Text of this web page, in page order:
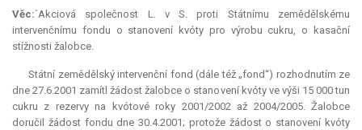
Věc:`Akciová společnost L. v S. proti Státnímu zemědělskému
intervenčnímu fondu o stanovení kvóty pro výrobu cukru, o kasační
stížnosti žalobce.
Státní zemědělský intervenční fond (dále též „fond“) rozhodnutím ze
dne 27.6.2001 zamítl žádost žalobce o stanovení kvóty ve výši 15 000 tun
cukru z rezervy na kvótové roky 2001/2002 až 2004/2005. Žalobce
doručil žádost fondu dne 30.4.2001; protože žádost o stanovení kvóty